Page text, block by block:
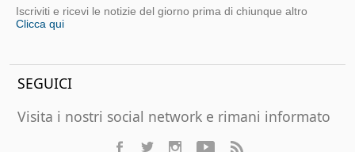
Iscriviti e ricevi le notizie del giorno prima di chiunque altro
Clicca qui
SEGUICI
Visita i nostri social network e rimani informato